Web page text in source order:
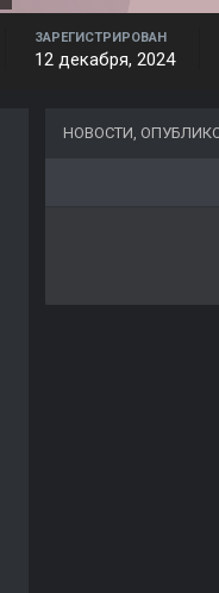
ЗАРЕГИСТРИРОВАН
12 декабря, 2024
НОВОСТИ,